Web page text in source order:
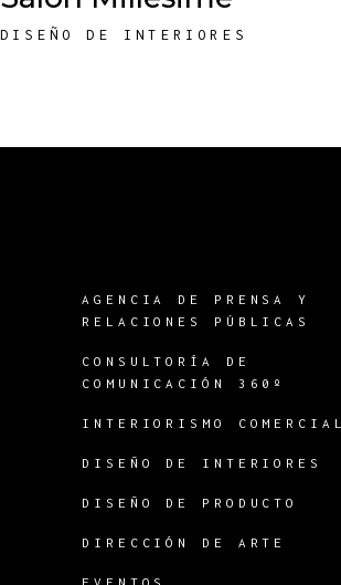
DISEÑO DE INTERIORES
AGENCIA DE PRENSA Y
RELACIONES PÚBLICAS
CONSULTORÍA DE
COMUNICACIÓN 360º
INTERIORISMO COMERCIAL
DISEÑO DE INTERIORES
DISEÑO DE PRODUCTO
DIRECCIÓN DE ARTE